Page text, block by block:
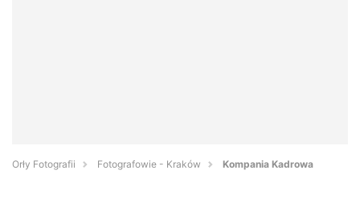
Orły Fotografii Fotografowie - Kraków Kompania Kadrowa